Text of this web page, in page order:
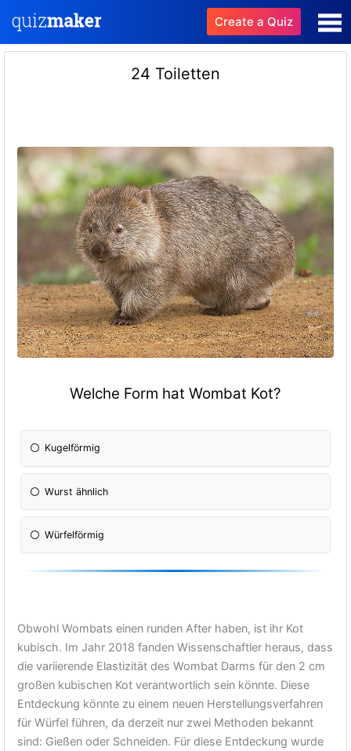
Create a Quiz
24 Toiletten
Welche Form hat Wombat Kot?
Kugelförmig
Wurst ähnlich
Würfelförmig
Obwohl Wombats einen runden After haben, ist ihr Kot
kubisch. Im Jahr 2018 fanden Wissenschaftler heraus, dass
die variierende Elastizität des Wombat Darms für den 2 cm
großen kubischen Kot verantwortlich sein könnte. Diese
Entdeckung könnte zu einem neuen Herstellungsverfahren
für Würfel führen, da derzeit nur zwei Methoden bekannt
sind: Gießen oder Schneiden. Für diese Entdeckung wurde